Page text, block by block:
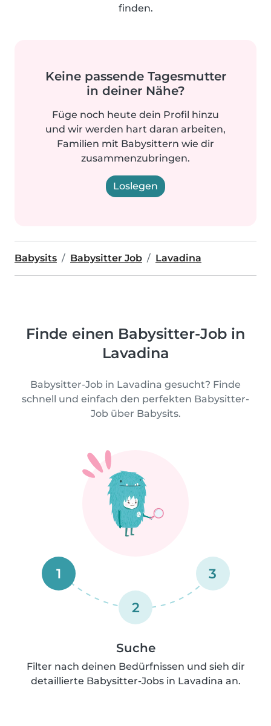
finden.
Keine passende Tagesmutter
in deiner Nähe?
Füge noch heute dein Profil hinzu
und wir werden hart daran arbeiten,
Familien mit Babysittern wie dir
zusammenzubringen.
Loslegen
Babysits Babysitter Job Lavadina
Finde einen Babysitter-Job in
Lavadina
Babysitter-Job in Lavadina gesucht? Finde
schnell und einfach den perfekten Babysitter-
Job über Babysits.
1
2
3
Suche
Filter nach deinen Bedürfnissen und sieh dir
detaillierte Babysitter-Jobs in Lavadina an.